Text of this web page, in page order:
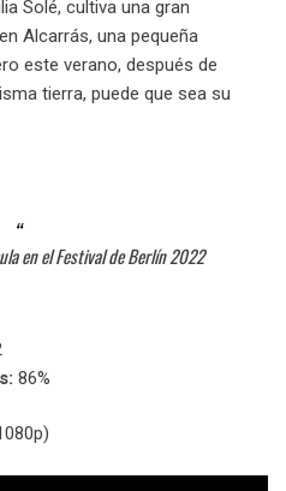
Solé, cultiva una gran
Alcarrás, una pequeña
este verano, después de
tierra, puede que sea su
en el Festival de Berlín 2022
86%